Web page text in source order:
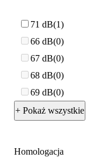
71 dB 1
66 dB 0
67 dB 0
68 dB 0
69 dB 0
+ Pokaż wszystkie
Homologacja